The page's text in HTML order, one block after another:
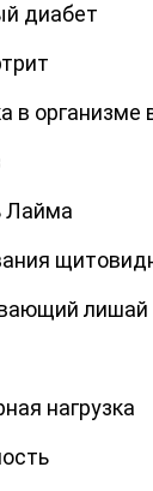
диабет
в организме
Лайма
лишай
нагрузка